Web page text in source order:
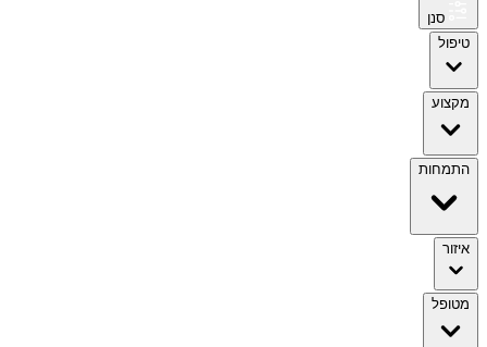
סנן
טיפול
מקצוע
התמחות
איזור
מטופל